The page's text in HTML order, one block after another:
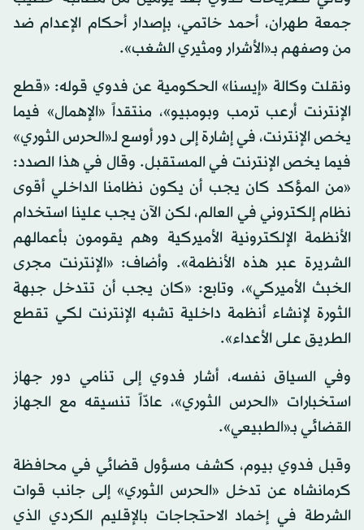
جمعة طهران، أحمد خاتمي، بإصدار أحكام الإعدام ضد
من وصفهم بـ«الأشرار ومثيري الشغب».
ونقلت وكالة «إيسنا» الحكومية عن فدوي قوله: «قطع
الإنترنت أرعب ترمب وبومبيو»، منتقداً «الإهمال» فيما
يخص الإنترنت، في إشارة إلى دور أوسع لـ«الحرس الثوري»
فيما يخص الإنترنت في المستقبل. وقال في هذا الصدد:
«من المؤكد كان يجب أن يكون نظامنا الداخلي أقوى
نظام إلكتروني في العالم، لكن الآن يجب علينا استخدام
الأنظمة الإلكترونية الأميركية وهم يقومون بأعمالهم
الشريرة عبر هذه الأنظمة». وأضاف: «الإنترنت مجرى
الخبث الأميركي»، وتابع: «كان يجب أن تتدخل جبهة
الثورة لإنشاء أنظمة داخلية تشبه الإنترنت لكي تقطع
الطريق على الأعداء».
وفي السياق نفسه، أشار فدوي إلى تنامي دور جهاز
استخبارات «الحرس الثوري»، عادّاً تنسيقه مع الجهاز
القضائي بـ«الطبيعي».
وقبل فدوي بيوم، كشف مسؤول قضائي في محافظة
كرمانشاه عن تدخل «الحرس الثوري» إلى جانب قوات
الشرطة في إخماد الاحتجاجات بالإقليم الكردي الذي